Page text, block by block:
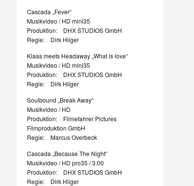
Cascada „Fever“
Musikvideo / HD mini35
Produktion: DHX STUDIOS GmbH
Regie: Dirk Hilger
Klaas meets Headaway „What is love“
Musikvideo / HD mini35
Produktion: DHX STUDIOS GmbH
Regie: Dirk Hilger
Soulbound „Break Away“
Musikvideo / HD
Produktion: Filmefahrer Pictures
Filmproduktion GmbH
Regie: Marcus Overbeck
Cascada „Because The Night“
Musikvideo / HD pro35 / 3:00
Produktion: DHX STUDIOS GmbH
Regie: Dirk Hilger